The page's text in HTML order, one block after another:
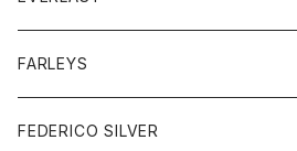
シャツ
セーター
ボトム
ショートパンツ
レディース
トップス
ジャケット
ボトム
FARLEYS
FEDERICO SILVER